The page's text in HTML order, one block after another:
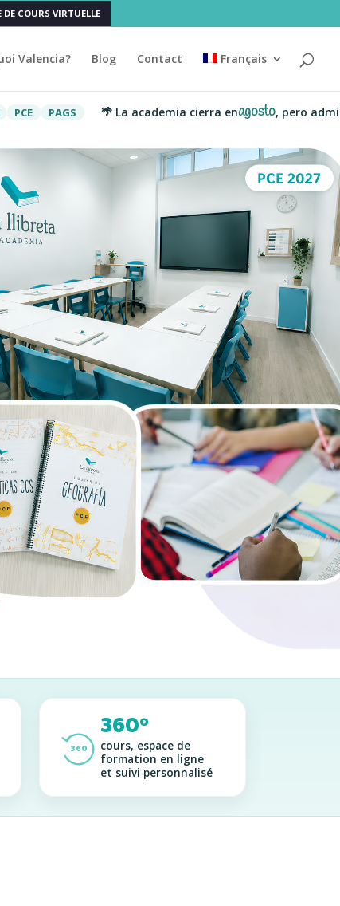
DE COURS VIRTUELLE
Valencia? Blog Contact Français
PAGS 🌴 La academia cierra enagosto, pero
360
360º
cours, espace de
formation en ligne
et suivi personnalisé